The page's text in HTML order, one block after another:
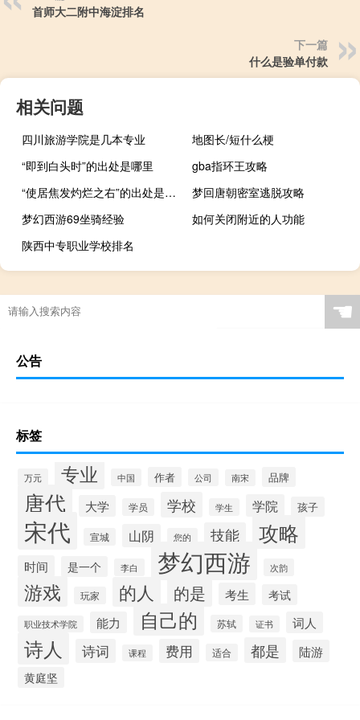
首师大二附中海淀排名
下一篇
什么是验单付款
相关问题
四川旅游学院是几本专业
地图长/短什么梗
“即到白头时”的出处是哪里
gba指环王攻略
“使居焦发灼烂之右”的出处是哪里
梦回唐朝密室逃脱攻略
梦幻西游69坐骑经验
如何关闭附近的人功能
陕西中专职业学校排名
☚
公告
标签
万元 专业 中国 作者 公司 南宋 品牌
唐代 大学 学员 学校 学生 学院 孩子
宋代 宣城 山阴 您的 技能 攻略
时间 是一个 李白 梦幻西游 次韵
游戏 玩家 的人 的是 考生 考试
职业技术学院 能力 自己的 苏轼 证书 词人
诗人 诗词 课程 费用 适合 都是 陆游
黄庭坚